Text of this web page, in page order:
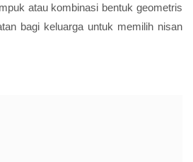
atau kombinasi bentuk geometris
bagi keluarga untuk memilih nisan